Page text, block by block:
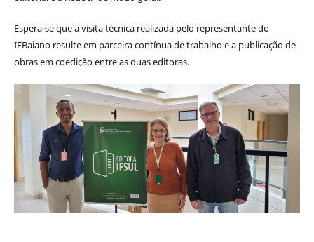
Espera-se que a visita técnica realizada pelo representante do
IFBaiano resulte em parceira contínua de trabalho e a publicação de
obras em coedição entre as duas editoras.